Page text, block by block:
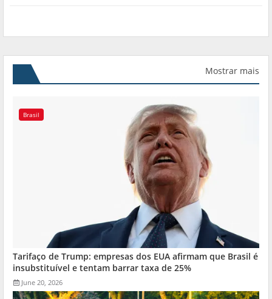
Mostrar mais
Brasil
Tarifaço de Trump: empresas dos EUA afirmam que Brasil é
insubstituível e tentam barrar taxa de 25%
June 20, 2026